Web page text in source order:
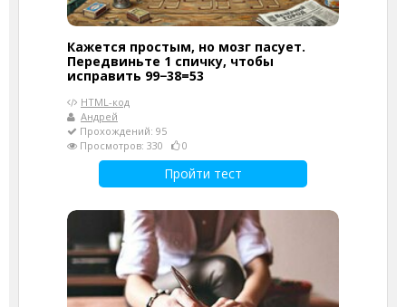
Кажется простым, но мозг пасует.
Передвиньте 1 спичку, чтобы
исправить 99−38=53
HTML-код
Андрей
Прохождений: 95
Просмотров: 330
0
Пройти тест